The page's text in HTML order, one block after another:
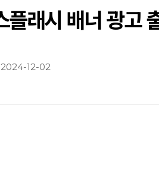
래시 배너 광고
2024-12-02